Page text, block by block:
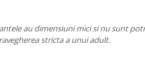
au dimensiuni mici si nu sunt
stricta a unui adult.